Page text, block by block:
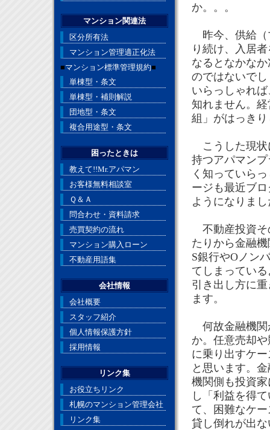
か。。。
昨今、供給（
り続け、入居
なるとなかな
のではないで
いらっしゃれ
知れません。
組」がはっき
こうした現状
持つアパマン
く知っていら
ージも最近ブ
ようになりまし
不動産投資そ
たりから金融
S銀行やOノン
てしまってい
引き出し方に
ます。
何故金融機関
か。任意売却
に乗り出すケ
と思います。
機関側も投資
し「利益を得
て、困難なケ
貸し倒れが出
マンション関連法
区分所有法
マンション管理適正化法
■マンション標準管理規約■
単棟型・条文
単棟型・補則解説
団地型・条文
複合用途型・条文
困ったときは
教えて!!Mr.アパマン
お客様無料相談室
Ｑ＆Ａ
問合わせ・資料請求
売買契約の流れ
マンション購入ローン
不動産用語集
会社情報
会社概要
スタッフ紹介
個人情報保護方針
採用情報
リンク集
お役立ちリンク
札幌のマンション管理会社
リンク集